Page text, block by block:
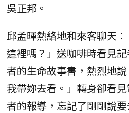
吳正邦。
邱孟暉熱絡地和來客聊天
這裡嗎？」送咖啡時看見
者的生命故事書，熱烈地
我帶妳去看。」轉身卻看
者的報導，忘記了剛剛說要